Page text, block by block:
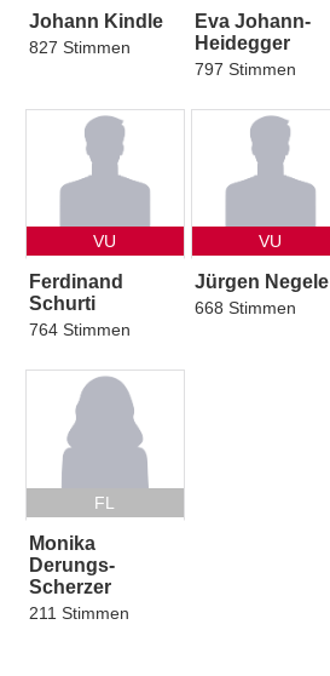
Johann Kindle
827 Stimmen
Eva Johann-
Heidegger
797 Stimmen
VU
Ferdinand
Schurti
764 Stimmen
VU
Jürgen Negele
668 Stimmen
FL
Monika
Derungs-
Scherzer
211 Stimmen